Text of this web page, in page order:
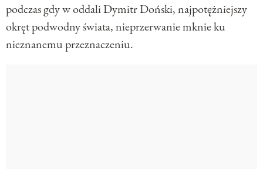
podczas gdy w oddali Dymitr Doński, najpotężniejszy
okręt podwodny świata, nieprzerwanie mknie ku
nieznanemu przeznaczeniu.